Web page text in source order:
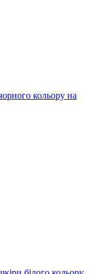
кольору на